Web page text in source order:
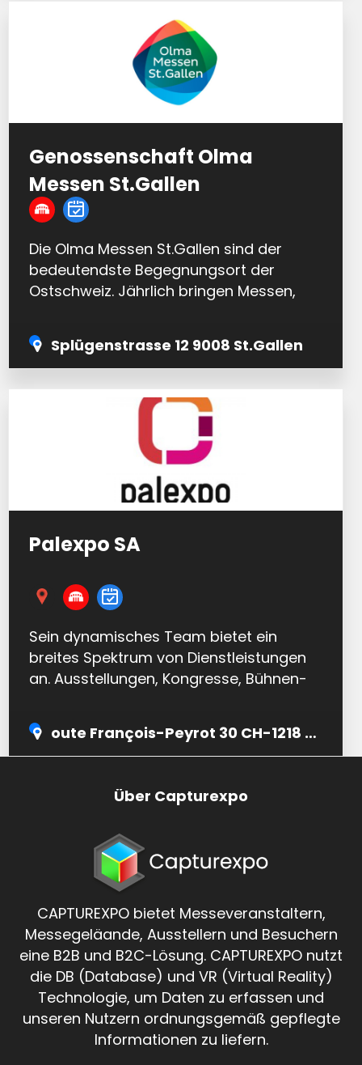
Genossenschaft Olma
Messen St.Gallen
Die Olma Messen St.Gallen sind der
bedeutendste Begegnungsort der
Ostschweiz. Jährlich bringen Messen,
Veranstaltungen gegen 800’000
Menschen…
Splügenstrasse 12 9008 St.Gallen
Palexpo SA
Sein dynamisches Team bietet ein
breites Spektrum von Dienstleistungen
an. Ausstellungen, Kongresse, Bühnen-
sich im Laufe des Jahres in seinen…
oute François-Peyrot 30 CH-1218 Grand-Saconnex
Über Capturexpo
CAPTUREXPO bietet Messeveranstaltern,
Messegeläande, Ausstellern und Besuchern
eine B2B und B2C-Lösung. CAPTUREXPO nutzt
die DB (Database) und VR (Virtual Reality)
Technologie, um Daten zu erfassen und
unseren Nutzern ordnungsgemäß gepflegte
Informationen zu liefern.